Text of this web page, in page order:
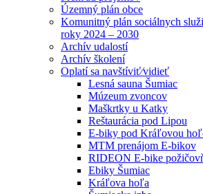
Územný plán obce
Komunitný plán sociálnych
roky 2024 – 2030
Archív udalostí
Archív školení
Oplatí sa navštíviť⁄vidieť
Lesná sauna Šumiac
Múzeum zvoncov
Maškrtky u Katky
Reštaurácia pod Lipou
E-biky pod Kráľovou
MTM prenájom E-bikov
RIDEON E-bike
Ebiky Šumiac
Kráľova hoľa